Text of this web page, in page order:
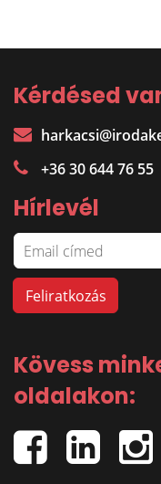
Kérdésed
+36 30 644 76 55
Hírlevél
Kövess
oldalakon: